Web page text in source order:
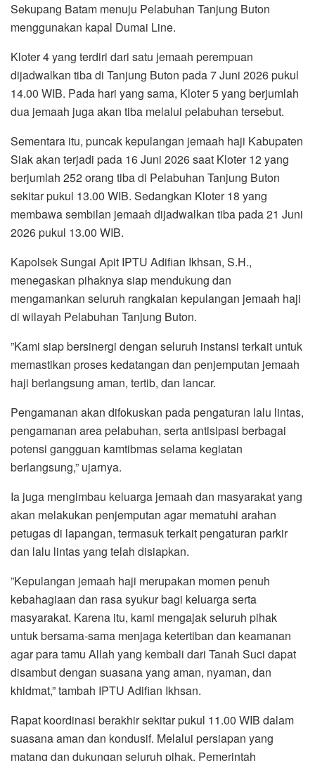
Sekupang Batam menuju Pelabuhan Tanjung Buton
menggunakan kapal Dumai Line.
‎Kloter 4 yang terdiri dari satu jemaah perempuan
dijadwalkan tiba di Tanjung Buton pada 7 Juni 2026 pukul
14.00 WIB. Pada hari yang sama, Kloter 5 yang berjumlah
dua jemaah juga akan tiba melalui pelabuhan tersebut.
‎Sementara itu, puncak kepulangan jemaah haji Kabupaten
Siak akan terjadi pada 16 Juni 2026 saat Kloter 12 yang
berjumlah 252 orang tiba di Pelabuhan Tanjung Buton
sekitar pukul 13.00 WIB. Sedangkan Kloter 18 yang
membawa sembilan jemaah dijadwalkan tiba pada 21 Juni
2026 pukul 13.00 WIB.
‎Kapolsek Sungai Apit IPTU Adifian Ikhsan, S.H.,
menegaskan pihaknya siap mendukung dan
mengamankan seluruh rangkaian kepulangan jemaah haji
di wilayah Pelabuhan Tanjung Buton.
‎”Kami siap bersinergi dengan seluruh instansi terkait untuk
memastikan proses kedatangan dan penjemputan jemaah
haji berlangsung aman, tertib, dan lancar.
Pengamanan akan difokuskan pada pengaturan lalu lintas,
pengamanan area pelabuhan, serta antisipasi berbagai
potensi gangguan kamtibmas selama kegiatan
berlangsung,” ujarnya.
‎Ia juga mengimbau keluarga jemaah dan masyarakat yang
akan melakukan penjemputan agar mematuhi arahan
petugas di lapangan, termasuk terkait pengaturan parkir
dan lalu lintas yang telah disiapkan.
‎”Kepulangan jemaah haji merupakan momen penuh
kebahagiaan dan rasa syukur bagi keluarga serta
masyarakat. Karena itu, kami mengajak seluruh pihak
untuk bersama-sama menjaga ketertiban dan keamanan
agar para tamu Allah yang kembali dari Tanah Suci dapat
disambut dengan suasana yang aman, nyaman, dan
khidmat,” tambah IPTU Adifian Ikhsan.
‎Rapat koordinasi berakhir sekitar pukul 11.00 WIB dalam
suasana aman dan kondusif. Melalui persiapan yang
matang dan dukungan seluruh pihak, Pemerintah